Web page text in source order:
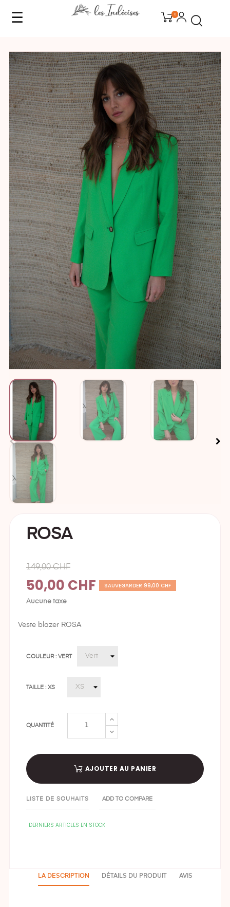
Basculer
navigation
☰ 0
ROSA
149,00 CHF
50,00 CHF SAUVEGARDER 99,00 CHF
Aucune taxe
Veste blazer ROSA
COULEUR : VERT
TAILLE : XS
QUANTITÉ
AJOUTER AU PANIER
LISTE DE SOUHAITS ADD TO COMPARE
DERNIERS ARTICLES EN STOCK
LA DESCRIPTION DÉTAILS DU PRODUIT AVIS